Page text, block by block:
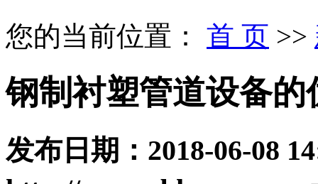
您的当前位置： 首 页 >>
钢制衬塑管道设备
发布日期： 2018-06-08